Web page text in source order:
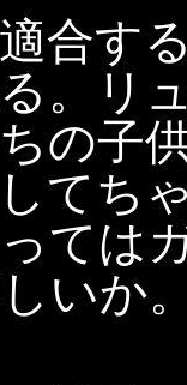
合す
。リ
の子
してち
ては
いか